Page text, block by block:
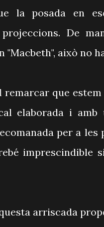
la posada en
De
"Macbeth", això no
remarcar que
elaborada i amb
per a
imprescindible
arriscada